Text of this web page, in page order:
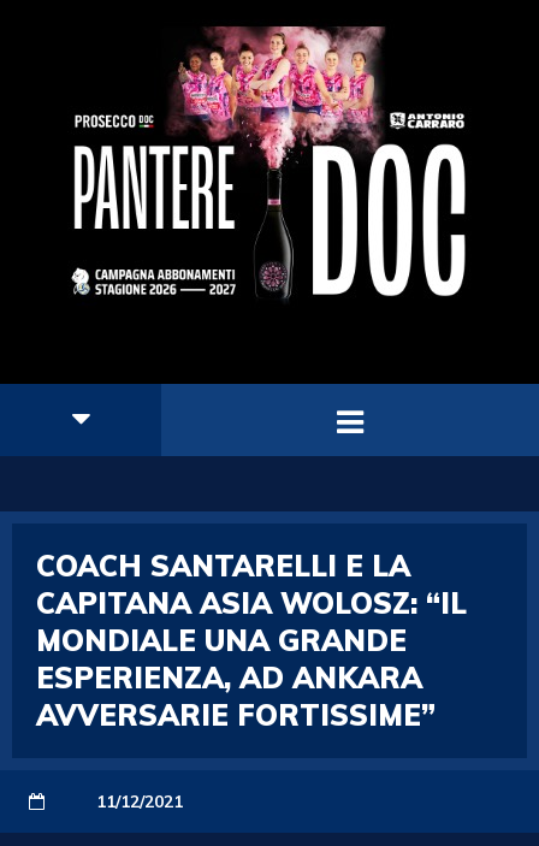
COACH SANTARELLI E LA
CAPITANA ASIA WOLOSZ: “IL
MONDIALE UNA GRANDE
ESPERIENZA, AD ANKARA
AVVERSARIE FORTISSIME”
11/12/2021